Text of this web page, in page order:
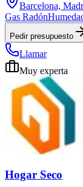
Barcelona,
Gas Radón
Pedir presupuesto
Llamar
Muy experta
Hogar Seco